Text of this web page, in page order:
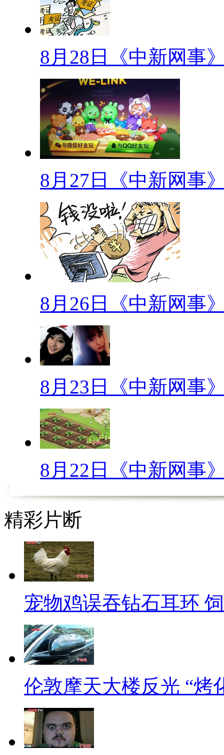
1000万元。他在兑奖中心现场
并给单位50名同事每人派发了
同事！
自制“兰博基尼”
最近，昆明有网友在微博上
无人管，车体也已经残破。经
并不是真正的兰博基尼跑车。
童装"成人化"
家在设计童装时，基本上跟着
化不利于孩子身心健康。
【网事观察】
【口播】下周就是金秋9月了
的“中秋国庆拼假攻略”早已催
是跟团出游，那可能就要多掏
施，各大旅游产品纷纷涨价，
产品受到大家的热捧。众多小
出游，让旅游市场上演着“最热9
【解说】
虽然暑期旅游高峰已经过去
隐性消费透明化，让“十一”期
《旅游法》出台前出游的消费
而过完9月，新《旅游法》实
价格招揽顾客、不可指定具体
此，旅行社的经营成本将大大
内国外旅游线路团费均出现明
【采访】旅行社负责人谈目
【解说】
面对团费的大幅上涨，一些
《旅游法》实施后，虽说是各
肯定会影响客户的出游欲望。
想的呢？到底是趁着9月份没
8月28日《中新网事
8月27日《中新网事
8月26日《中新网事
8月23日《中新网事
8月22日《中新网事
精彩片断
宠物鸡误吞钻石耳环
伦敦摩天大楼反光 “烤